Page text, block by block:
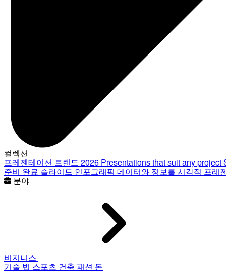
컬렉션
프레젠테이션 트렌드 2026 Presentations that suit any project
준비 완료 슬라이드 인포그래픽 데이터와 정보를 시각적 프레
분야
비지니스
기술 법 스포츠 건축 패션 돈